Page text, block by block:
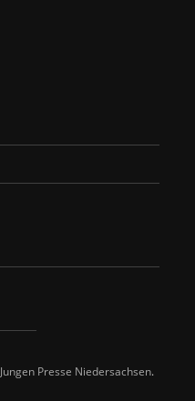
Jungen Presse Niedersachsen.